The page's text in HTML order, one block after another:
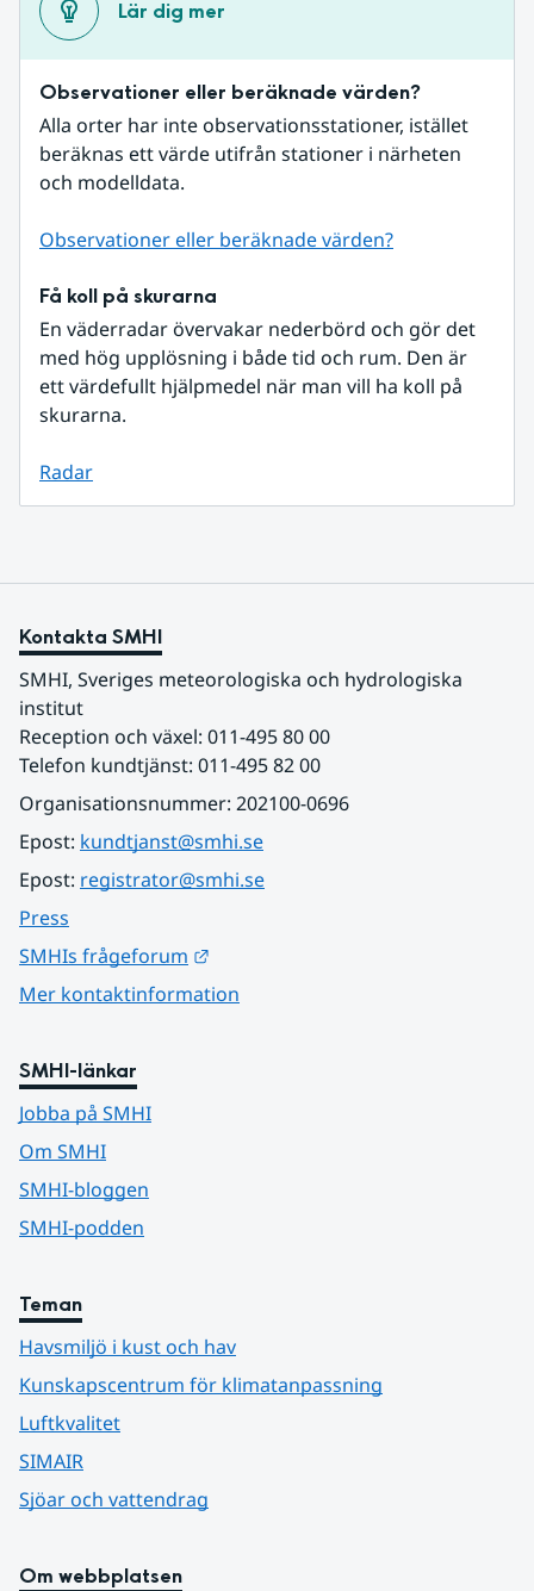
Lär dig mer
Observationer eller beräknade värden?
Alla orter har inte observationsstationer, istället
beräknas ett värde utifrån stationer i närheten
och modelldata.
Observationer eller beräknade värden?
Få koll på skurarna
En väderradar övervakar nederbörd och gör det
med hög upplösning i både tid och rum. Den är
ett värdefullt hjälpmedel när man vill ha koll på
skurarna.
Radar
Kontakta SMHI
SMHI, Sveriges meteorologiska och hydrologiska
institut
Reception och växel: 011-495 80 00
Telefon kundtjänst: 011-495 82 00
Organisationsnummer: 202100-0696
Epost: kundtjanst@smhi.se
Epost: registrator@smhi.se
Press
SMHIs frågeforum
Mer kontaktinformation
SMHI-länkar
Jobba på SMHI
Om SMHI
SMHI-bloggen
SMHI-podden
Teman
Havsmiljö i kust och hav
Kunskapscentrum för klimatanpassning
Luftkvalitet
SIMAIR
Sjöar och vattendrag
Om webbplatsen